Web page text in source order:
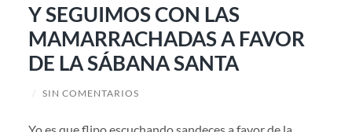
Y SEGUIMOS CON LAS
MAMARRACHADAS A FAVOR
DE LA SÁBANA SANTA
/ SIN COMENTARIOS